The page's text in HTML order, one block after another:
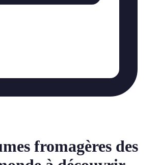
fromagères des